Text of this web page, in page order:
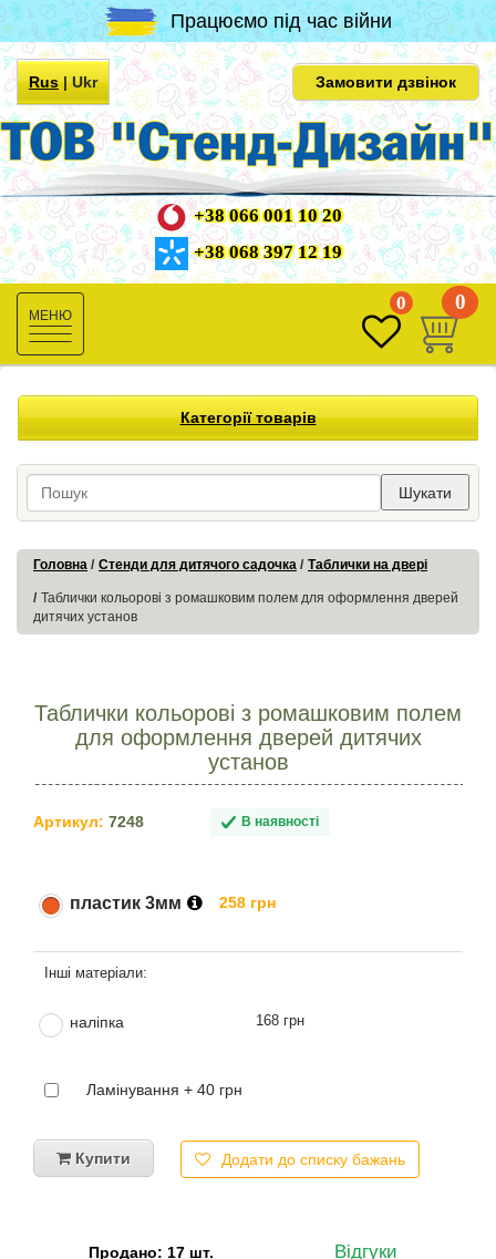
Працюємо під час війни
Rus|Ukr Замовити дзвінок
+38 066 001 10 20
+38 068 397 12 19
Toggle
navigation
0 0
Категорії товарів
Шукати
Головна Стенди для дитячого садочка Таблички на двері
Таблички кольорові з ромашковим полем для оформлення дверей
дитячих установ
Таблички кольорові з ромашковим полем
для оформлення дверей дитячих
установ
Артикул: 7248 В наявності
пластик 3мм 258 грн
наліпка 168 грн
Ламінування + 40 грн
Купити Додати до списку бажань
Продано: 17 шт. Відгуки